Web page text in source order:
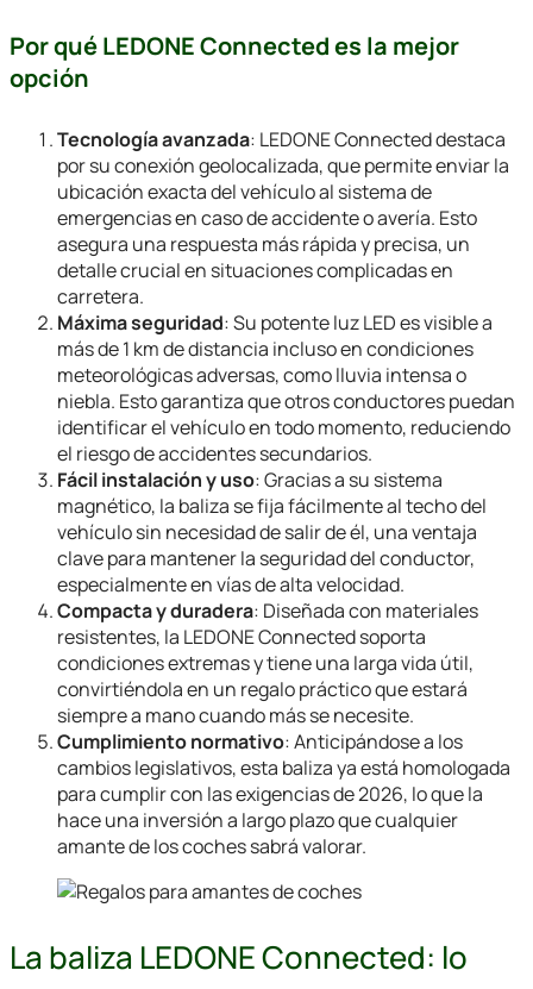
Por qué LEDONE Connected es la mejor
opción
Tecnología avanzada: LEDONE Connected destaca
por su conexión geolocalizada, que permite enviar la
ubicación exacta del vehículo al sistema de
emergencias en caso de accidente o avería. Esto
asegura una respuesta más rápida y precisa, un
detalle crucial en situaciones complicadas en
carretera.
Máxima seguridad: Su potente luz LED es visible a
más de 1 km de distancia incluso en condiciones
meteorológicas adversas, como lluvia intensa o
niebla. Esto garantiza que otros conductores puedan
identificar el vehículo en todo momento, reduciendo
el riesgo de accidentes secundarios.
Fácil instalación y uso: Gracias a su sistema
magnético, la baliza se fija fácilmente al techo del
vehículo sin necesidad de salir de él, una ventaja
clave para mantener la seguridad del conductor,
especialmente en vías de alta velocidad.
Compacta y duradera: Diseñada con materiales
resistentes, la LEDONE Connected soporta
condiciones extremas y tiene una larga vida útil,
convirtiéndola en un regalo práctico que estará
siempre a mano cuando más se necesite.
Cumplimiento normativo: Anticipándose a los
cambios legislativos, esta baliza ya está homologada
para cumplir con las exigencias de 2026, lo que la
hace una inversión a largo plazo que cualquier
amante de los coches sabrá valorar.
La baliza LEDONE Connected: lo